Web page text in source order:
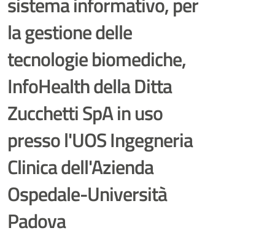
la gestione delle
tecnologie biomediche,
InfoHealth della Ditta
Zucchetti SpA in uso
presso l'UOS Ingegneria
Clinica dell'Azienda
Ospedale-Università
Padova